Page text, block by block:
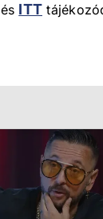
és ITT